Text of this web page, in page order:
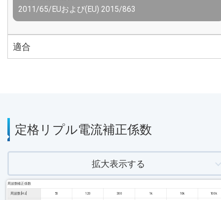
2011/65/EUおよび(EU) 2015/863
適合
定格リプル電流補正係数
拡大表示する
周波数補正係数
周波数 [Hz] 50 120 300 1k 10k 100k